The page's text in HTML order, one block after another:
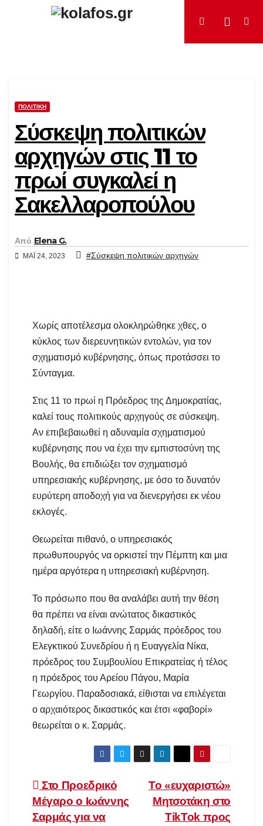
ΠΟΛΙΤΙΚΉ
Σύσκεψη πολιτικών
αρχηγών στις 11 το
πρωί συγκαλεί η
Σακελλαροπούλου
Από Elena G.
ΜΆΙ 24, 2023 #Σύσκεψη πολιτικών αρχηγών
Χωρίς αποτέλεσμα ολοκληρώθηκε χθες, ο
κύκλος των διερευνητικών εντολών, για τον
σχηματισμό κυβέρνησης, όπως προτάσσει το
Σύνταγμα.
Στις 11 το πρωί η Πρόεδρος της Δημοκρατίας,
καλεί τους πολιτικούς αρχηγούς σε σύσκεψη.
Αν επιβεβαιωθεί η αδυναμία σχηματισμού
κυβέρνησης που να έχει την εμπιστοσύνη της
Βουλής, θα επιδιώξει τον σχηματισμό
υπηρεσιακής κυβέρνησης, με όσο το δυνατόν
ευρύτερη αποδοχή για να διενεργήσει εκ νέου
εκλογές.
Θεωρείται πιθανό, ο υπηρεσιακός
πρωθυπουργός να ορκιστεί την Πέμπτη και μια
ημέρα αργότερα η υπηρεσιακή κυβέρνηση.
Το πρόσωπο που θα αναλάβει αυτή την θέση
θα πρέπει να είναι ανώτατος δικαστικός
δηλαδή, είτε ο Ιωάννης Σαρμάς πρόεδρος του
Ελεγκτικού Συνεδρίου ή η Ευαγγελία Νίκα,
πρόεδρος του Συμβουλίου Επικρατείας ή τέλος
η πρόεδρος του Αρείου Πάγου, Μαρία
Γεωργίου. Παραδοσιακά, είθισται να επιλέγεται
ο αρχαιότερος δικαστικός και έτσι «φαβορί»
θεωρείται ο κ. Σαρμάς.
Πλοήγηση
άρθρων
Το «ευχαριστώ»
Μητσοτάκη στο
TikTok προς
Στο Προεδρικό
Μέγαρο ο Ιωάννης
Σαρμάς για να